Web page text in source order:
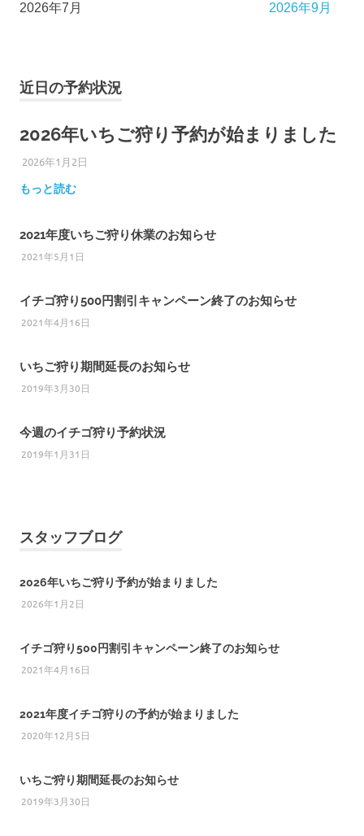
2026年7月 2026年9月
近日の予約状況
2026年いちご狩り予約が始まりました
2026年1月2日
もっと読む
2021年度いちご狩り休業のお知らせ
2021年5月1日
イチゴ狩り500円割引キャンペーン終了のお知らせ
2021年4月16日
いちご狩り期間延長のお知らせ
2019年3月30日
今週のイチゴ狩り予約状況
2019年1月31日
スタッフブログ
2026年いちご狩り予約が始まりました
2026年1月2日
イチゴ狩り500円割引キャンペーン終了のお知らせ
2021年4月16日
2021年度イチゴ狩りの予約が始まりました
2020年12月5日
いちご狩り期間延長のお知らせ
2019年3月30日